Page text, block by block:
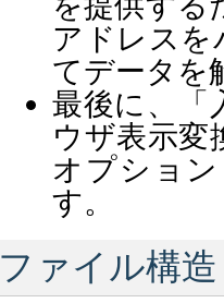
アドレスを
てデータを
最後に、「
ウザ表示変
オプショ
す。
ファイル構造